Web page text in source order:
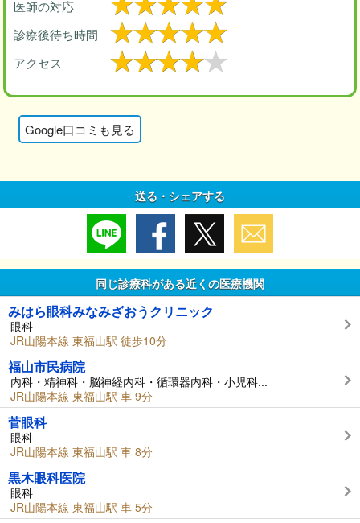
医師の対応
診療後待ち時間
アクセス
Google口コミも見る
送る・シェアする
同じ診療科がある近くの医療機関
みはら眼科みなみざおうクリニック
眼科
JR山陽本線 東福山駅 徒歩10分
福山市民病院
内科・精神科・脳神経内科・循環器内科・小児科...
JR山陽本線 東福山駅 車 9分
菅眼科
眼科
JR山陽本線 東福山駅 車 8分
黒木眼科医院
眼科
JR山陽本線 東福山駅 車 5分